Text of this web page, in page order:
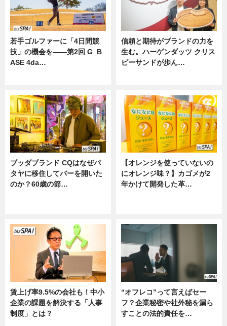
若手ゴルファーに「4日間競
技」の機会を——第2回 G_B
ASE 4da…
信頼と期待がブランドの力を
生む。ハーゲンダッツ クリス
ピーサンドが歩ん…
ブッダブランド CQはなぜパ
タヤに移住してバーを開いた
のか？60歳の節…
【オレンジを使っていないの
にオレンジ味？】カゴメが2
年かけて開発した革…
賃上げ率9.5%の会社も！中小
企業の課題を解決する「人事
制度」とは？
“オフレコ”って言えばセー
フ？企業秘密や社外秘を漏ら
すことの法的責任を…